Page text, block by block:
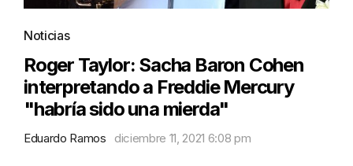
Noticias
Roger Taylor: Sacha Baron Cohen
interpretando a Freddie Mercury
"habría sido una mierda"
Eduardo Ramos diciembre 11, 2021 6:08 pm